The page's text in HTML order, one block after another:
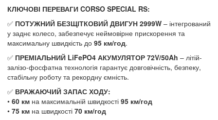
КЛЮЧОВІ ПЕРЕВАГИ CORSO SPECIAL RS:
✅ ПОТУЖНИЙ БЕЗЩІТКОВИЙ ДВИГУН 2999W – інтегрований
у заднє колесо, забезпечує неймовірне прискорення та
максимальну швидкість до 95 км/год.
✅ ПРЕМІАЛЬНИЙ LiFePO4 АКУМУЛЯТОР 72V/50Ah – літій-
залізо-фосфатна технологія гарантує довговічність, безпеку,
стабільну роботу та рекордну ємність.
✅ ВРАЖАЮЧИЙ ЗАПАС ХОДУ:
• 60 км на максимальній швидкості 95 км/год
• 75 км на швидкості 70 км/год